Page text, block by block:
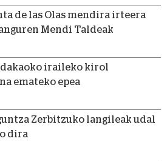
de las Olas mendira irteera
Mendi Taldeak
iraileko kirol
emateko epea
Zerbitzuko langileak udal
dira